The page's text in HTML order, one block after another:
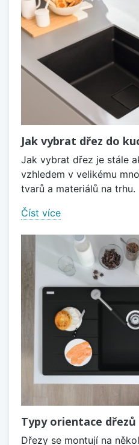
Jak vybrat dřez do
Jak vybrat dřez je stále
vzhledem v velikému
tvarů a materiálů na trhu.
Číst více
Typy orientace dřezů
Dřezy se montují na